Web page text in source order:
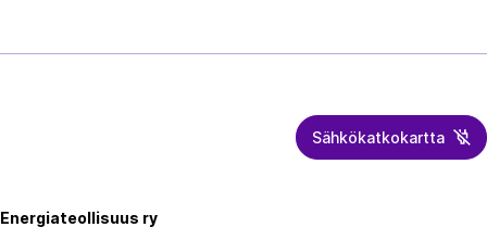
i
sisältö
Sähkökatkokartta
Energiateollisuus ry